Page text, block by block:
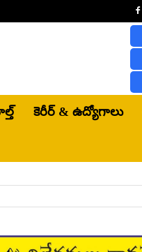
కెరీర్ & ఉద్యోగాలు